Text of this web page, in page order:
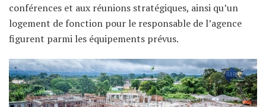
conférences et aux réunions stratégiques, ainsi qu’un
logement de fonction pour le responsable de l’agence
figurent parmi les équipements prévus.